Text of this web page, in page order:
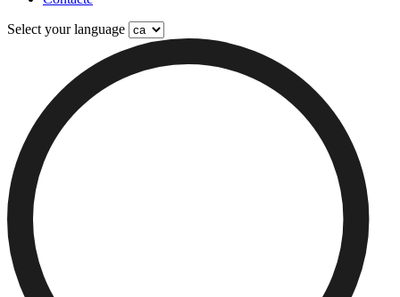
Select your language